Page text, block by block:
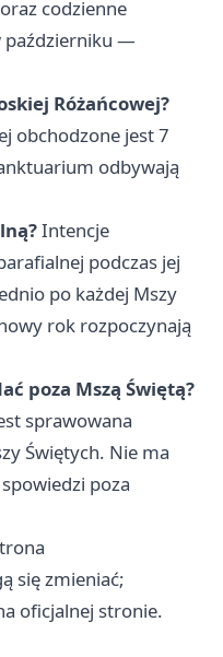
codzienne
październiku —
Różańcowej?
obchodzone jest 7
odbywają
Intencje
podczas jej
po każdej Mszy
rok rozpoczynają
poza Mszą Świętą?
sprawowana
Świętych. Nie ma
poza
się zmieniać;
oficjalnej stronie.